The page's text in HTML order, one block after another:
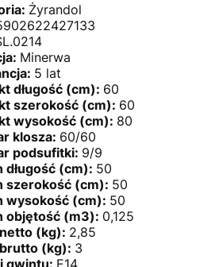
Żyrandol
Minerwa
5 lat
długość (cm): 60
szerokość (cm): 60
wysokość (cm): 80
klosza: 60/60
podsufitki: 9/9
długość (cm): 50
szerokość (cm): 50
wysokość (cm): 50
objętość (m3): 0,125
(kg): 2,85
(kg): 3
gwintu: E14